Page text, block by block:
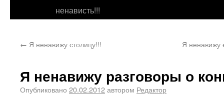
ненависть!!!
← Я ненавижу столицу!!! Я ненавижу
Я ненавижу разговоры о
Опубликовано 20.02.2012автором Редактор